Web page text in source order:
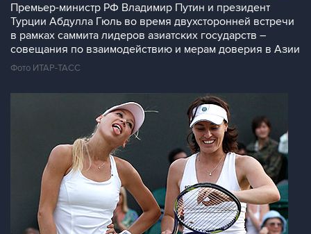
Премьер-министр РФ Владимир Путин и президент
Турции Абдулла Гюль во время двухсторонней встречи
в рамках саммита лидеров азиатских государств –
совещания по взаимодействию и мерам доверия в Азии
Фото ИТАР-ТАСС